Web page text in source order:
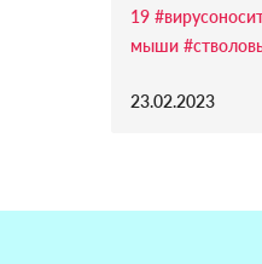
19
мыши
23.02.2023